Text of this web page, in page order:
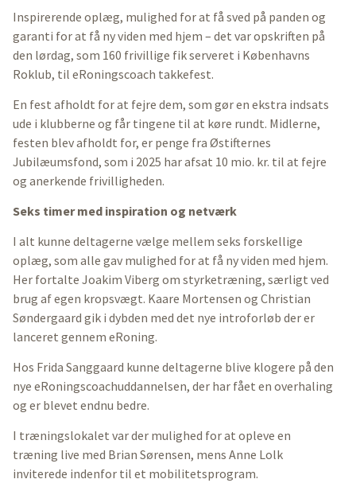
Inspirerende oplæg, mulighed for at få sved på panden og
garanti for at få ny viden med hjem – det var opskriften på
den lørdag, som 160 frivillige fik serveret i Københavns
Roklub, til eRoningscoach takkefest.
En fest afholdt for at fejre dem, som gør en ekstra indsats
ude i klubberne og får tingene til at køre rundt. Midlerne,
festen blev afholdt for, er penge fra Østifternes
Jubilæumsfond, som i 2025 har afsat 10 mio. kr. til at fejre
og anerkende frivilligheden.
Seks timer med inspiration og netværk
I alt kunne deltagerne vælge mellem seks forskellige
oplæg, som alle gav mulighed for at få ny viden med hjem.
Her fortalte Joakim Viberg om styrketræning, særligt ved
brug af egen kropsvægt. Kaare Mortensen og Christian
Søndergaard gik i dybden med det nye introforløb der er
lanceret gennem eRoning.
Hos Frida Sanggaard kunne deltagerne blive klogere på den
nye eRoningscoachuddannelsen, der har fået en overhaling
og er blevet endnu bedre.
I træningslokalet var der mulighed for at opleve en
træning live med Brian Sørensen, mens Anne Lolk
inviterede indenfor til et mobilitetsprogram.